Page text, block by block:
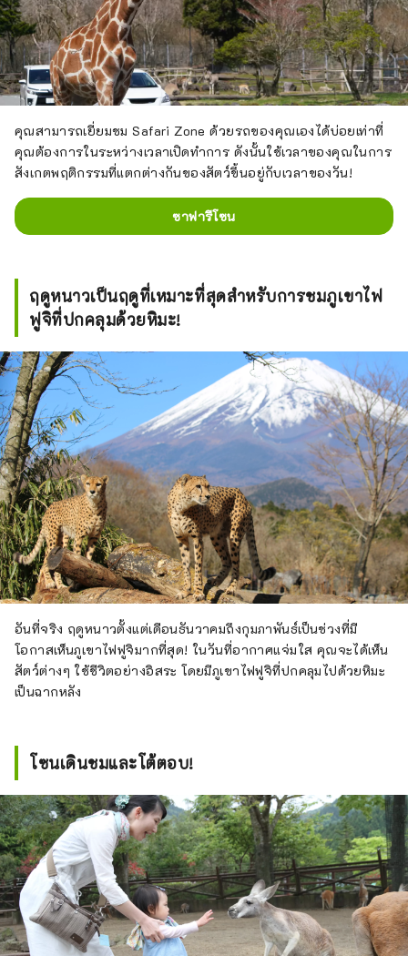
คุณสามารถเยี่ยมชม Safari Zone ด้วยรถของคุณเองได้บ่อยเท่าที่
คุณต้องการในระหว่างเวลาเปิดทำการ ดังนั้นใช้เวลาของคุณในการ
สังเกตพฤติกรรมที่แตกต่างกันของสัตว์ขึ้นอยู่กับเวลาของวัน!
ซาฟารีโซน
ฤดูหนาวเป็นฤดูที่เหมาะที่สุดสำหรับการชมภูเขาไฟ
ฟูจิที่ปกคลุมด้วยหิมะ!
อันที่จริง ฤดูหนาวตั้งแต่เดือนธันวาคมถึงกุมภาพันธ์เป็นช่วงที่มี
โอกาสเห็นภูเขาไฟฟูจิมากที่สุด! ในวันที่อากาศแจ่มใส คุณจะได้เห็น
สัตว์ต่างๆ ใช้ชีวิตอย่างอิสระ โดยมีภูเขาไฟฟูจิที่ปกคลุมไปด้วยหิมะ
เป็นฉากหลัง
โซนเดินชมและโต้ตอบ!